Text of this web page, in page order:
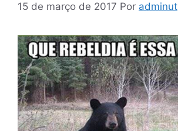
15 de março de 2017 Por adminut